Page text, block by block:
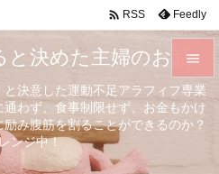
と決めた主婦のお話
決意した運動不足アラフィフ専業
わず、食事制限せず、お金もかけ
み腹筋を割ることができるのか？
ンジ中！


メニュ
 RSS Feedly